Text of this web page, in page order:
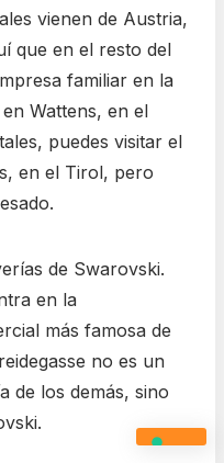
vienen de Austria,
que en el resto del
familiar en la
Wattens, en el
puedes visitar el
en el Tirol, pero
de Swarovski.
en la
más famosa de
no es un
de los demás, sino